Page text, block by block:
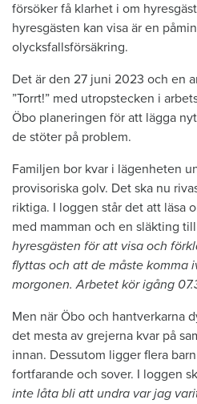
försöker få klarhet i om
hyresgästen kan visa är en
olycksfallsförsäkring.
Det är den 27 juni 2023 och en
”Torrt!” med utropstecken i
Öbo planeringen för att lägga
de stöter på problem.
Familjen bor kvar i lägenheten
provisoriska golv. Det ska nu
riktiga. I loggen står det att läsa
med mamman och en släkting
hyresgästen för att visa och
flyttas och att de måste komma
morgonen. Arbetet kör igång
Men när Öbo och hantverkarna
det mesta av grejerna kvar på
innan. Dessutom ligger flera
fortfarande och sover. I loggen
inte låta bli att undra var jag